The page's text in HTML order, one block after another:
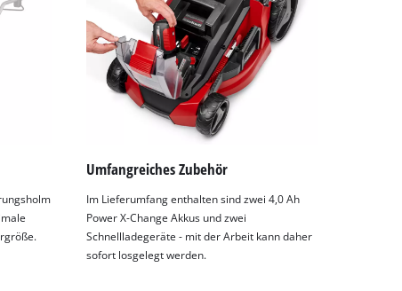
Umfangreiches Zubehör
Im Lieferumfang enthalten sind zwei 4,0 Ah
Power X-Change Akkus und zwei
Schnellladegeräte - mit der Arbeit kann daher
sofort losgelegt werden.